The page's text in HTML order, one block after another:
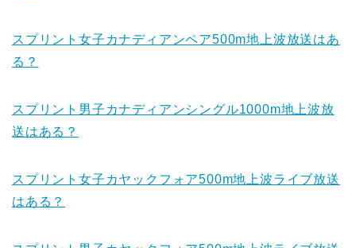
スプリント女子カナディアンペア500m地上波放送はあ
る？
スプリント男子カナディアンシングル1000m地上波放
送はある？
スプリント女子カヤックフォア500m地上波ライブ放送
はある？